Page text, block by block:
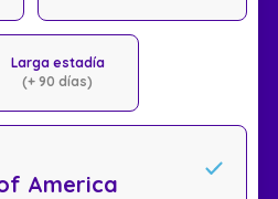
Larga estadía
(+ 90 días)
America